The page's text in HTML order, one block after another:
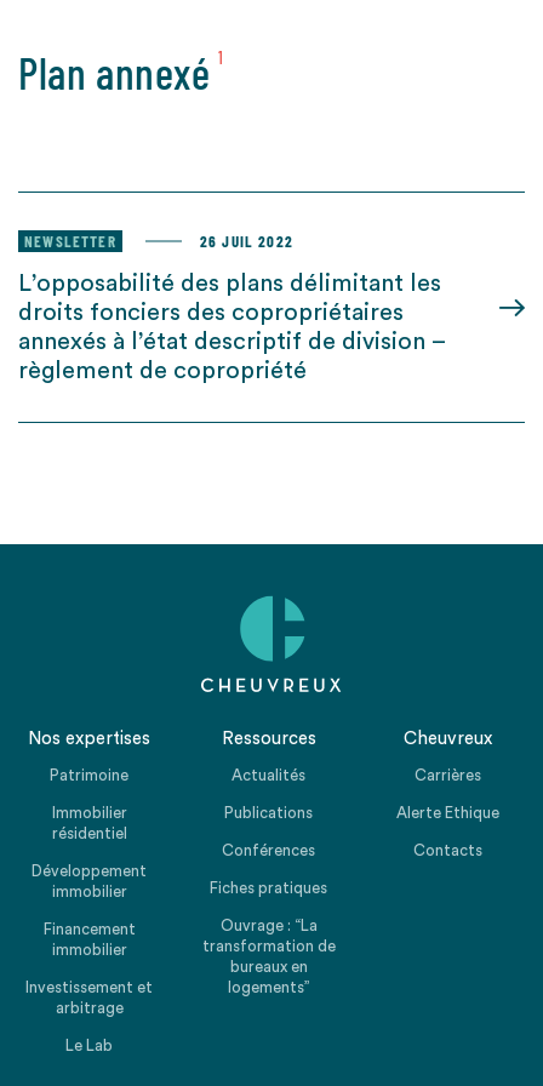
Plan annexé 1
NEWSLETTER 26 JUIL 2022
L’opposabilité des plans délimitant les
droits fonciers des copropriétaires
annexés à l’état descriptif de division –
règlement de copropriété
Nos expertises
Patrimoine
Immobilier
résidentiel
Développement
immobilier
Financement
immobilier
Investissement et
arbitrage
Le Lab
Ressources
Actualités
Publications
Conférences
Fiches pratiques
Ouvrage : “La
transformation de
bureaux en
logements”
Cheuvreux
Carrières
Alerte Ethique
Contacts